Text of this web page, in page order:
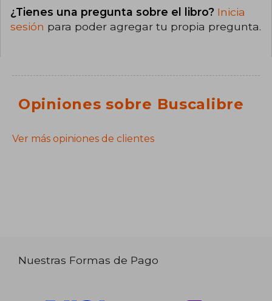
¿Tienes una pregunta sobre el libro? Inicia
sesión para poder agregar tu propia pregunta.
Opiniones sobre Buscalibre
Ver más opiniones de clientes
Nuestras Formas de Pago